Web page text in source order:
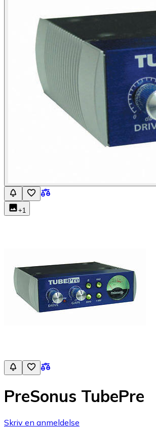
+1
PreSonus TubePre
Skriv en anmeldelse